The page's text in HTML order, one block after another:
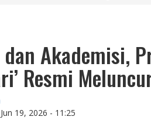
Akademisi,
Resmi
19, 2026 - 11:25